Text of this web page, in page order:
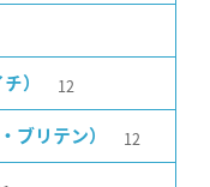
） 12
ブリテン） 12